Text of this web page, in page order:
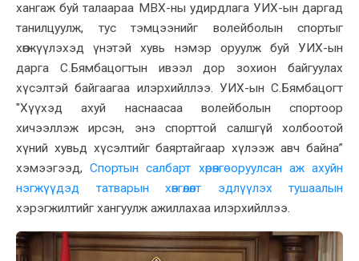
хангаж буй талаараа МВХ-ны удирдлага УИХ-ын даргад
танилцуулж, тус тэмцээнийг волейболын спортыг
хөгжүүлэхэд үнэтэй хувь нэмэр оруулж буй УИХ-ын
дарга С.Бямбацогтын ивээл дор зохион байгуулах
хүсэлтэй байгаагаа илэрхийллээ. УИХ-ын С.Бямбацогт
"Хүүхэд ахуй наснаасаа волейболын спортоор
хичээллэж ирсэн, энэ спорттой салшгүй холбоотой
хүний хувьд хүсэлтийг баяртайгаар хүлээж авч байна”
хэмээгээд,Спортын салбарт хөрөнгө оруулсан аж ахуйн
нэгжүүдэд татварын хөнгөлөлт эдлүүлэх тушаалын
хэрэгжилтийг хангуулж ажиллахаа илэрхийллээ.